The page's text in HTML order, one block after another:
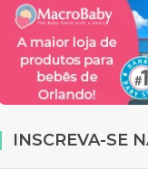
INSCREVA-SE